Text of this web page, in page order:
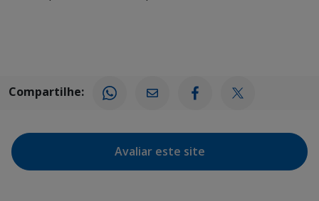
Compartilhe:
Avaliar este site